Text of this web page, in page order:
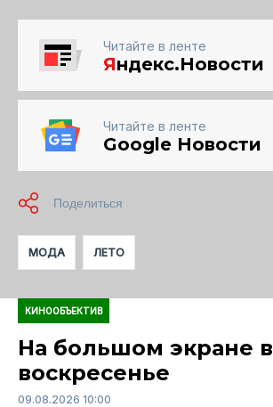
Читайте в ленте
Яндекс.Новости
Читайте в ленте
Google Новости
МОДА ЛЕТО
КИНООБЪЕКТИВ
На большом экране в
воскресенье
09.08.2026 10:00